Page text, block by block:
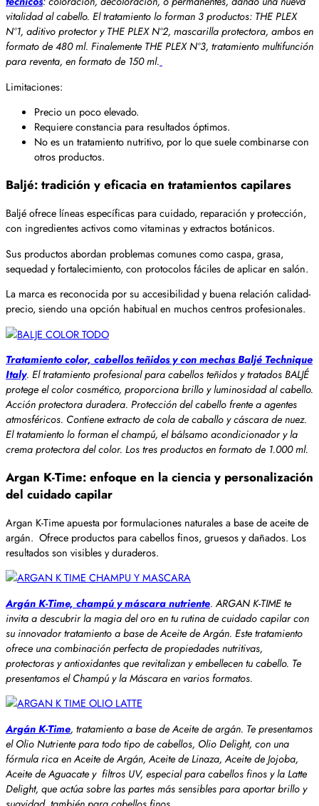
vitalidad al cabello. El tratamiento lo forman 3 productos: THE PLEX
Nº1, aditivo protector y THE PLEX Nº2, mascarilla protectora, ambos en
formato de 480 ml. Finalemente THE PLEX Nº3, tratamiento multifunción
para reventa, en formato de 150 ml.
Limitaciones:
Precio un poco elevado.
Requiere constancia para resultados óptimos.
No es un tratamiento nutritivo, por lo que suele combinarse con
otros productos.
Baljé: tradición y eficacia en tratamientos capilares
Baljé ofrece líneas específicas para cuidado, reparación y protección,
con ingredientes activos como vitaminas y extractos botánicos.
Sus productos abordan problemas comunes como caspa, grasa,
sequedad y fortalecimiento, con protocolos fáciles de aplicar en salón.
La marca es reconocida por su accesibilidad y buena relación calidad-
precio, siendo una opción habitual en muchos centros profesionales.
Tratamiento color, cabellos teñidos y con mechas Baljé Technique
Italy. El tratamiento profesional para cabellos teñidos y tratados BALJÉ
protege el color cosmético, proporciona brillo y luminosidad al cabello.
Acción protectora duradera. Protección del cabello frente a agentes
atmosféricos. Contiene extracto de cola de caballo y cáscara de nuez.
El tratamiento lo forman el champú, el bálsamo acondicionador y la
crema protectora del color. Los tres productos en formato de 1.000 ml.
Argan K-Time: enfoque en la ciencia y personalización
del cuidado capilar
Argan K-Time apuesta por formulaciones naturales a base de aceite de
argán. Ofrece productos para cabellos finos, gruesos y dañados. Los
resultados son visibles y duraderos.
Argán K-Time, champú y máscara nutriente. ARGAN K-TIME te
invita a descubrir la magia del oro en tu rutina de cuidado capilar con
su innovador tratamiento a base de Aceite de Argán. Este tratamiento
ofrece una combinación perfecta de propiedades nutritivas,
protectoras y antioxidantes que revitalizan y embellecen tu cabello. Te
presentamos el Champú y la Máscara en varios formatos.
Argán K-Time, tratamiento a base de Aceite de argán. Te presentamos
el Olio Nutriente para todo tipo de cabellos, Olio Delight, con una
fórmula rica en Aceite de Argán, Aceite de Linaza, Aceite de Jojoba,
Aceite de Aguacate y filtros UV, especial para cabellos finos y la Latte
Delight, que actúa sobre las partes más sensibles para aportar brillo y